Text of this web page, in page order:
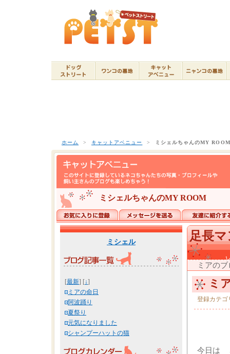
ホーム > キャットアベニュー > ミシェルちゃんのMY ROOM
ミシェルちゃんのMY ROOM
ミシェル
[最新] [↓]
ミアの命日
阿波踊り
夏祭り
元気になりました
シャンプーハットの猫
足長
ミアの
ミ
登録カテゴ
今日は